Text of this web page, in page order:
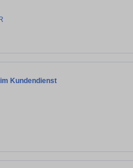
Kundendienst